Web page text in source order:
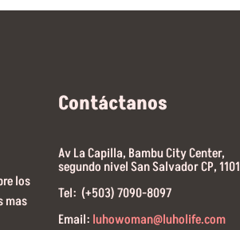
los
mas
Contáctanos
Av La Capilla, Bambu City Center,
segundo nivel San Salvador CP, 1101
Tel: (+503) 7090-8097
Email: luhowoman@luholife.com